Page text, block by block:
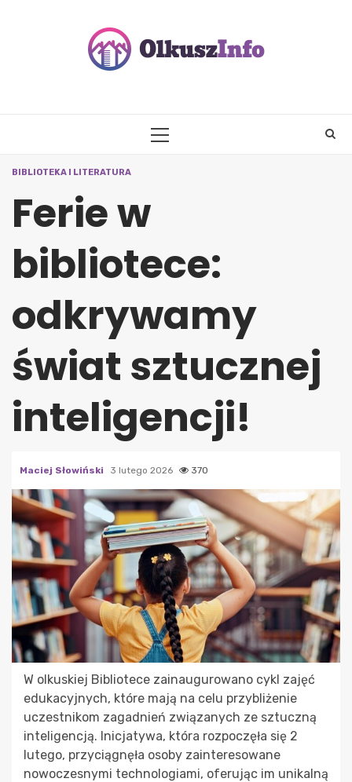
PRIMARY
BIBLIOTEKA I LITERATURA
Ferie w
bibliotece:
odkrywamy
świat sztucznej
inteligencji!
Maciej Słowiński 3 lutego 2026 370
W olkuskiej Bibliotece zainaugurowano cykl zajęć
edukacyjnych, które mają na celu przybliżenie
uczestnikom zagadnień związanych ze sztuczną
inteligencją. Inicjatywa, która rozpoczęła się 2
lutego, przyciągnęła osoby zainteresowane
nowoczesnymi technologiami, oferując im unikalną